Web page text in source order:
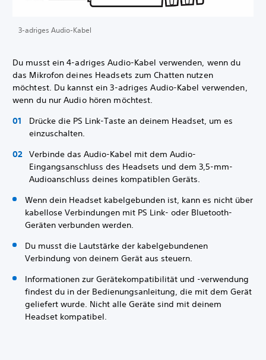
3-adriges Audio-Kabel
Du musst ein 4-adriges Audio-Kabel verwenden, wenn du
das Mikrofon deines Headsets zum Chatten nutzen
möchtest. Du kannst ein 3-adriges Audio-Kabel verwenden,
wenn du nur Audio hören möchtest.
Drücke die PS Link-Taste an deinem Headset, um es
einzuschalten.
Verbinde das Audio-Kabel mit dem Audio-
Eingangsanschluss des Headsets und dem 3,5-mm-
Audioanschluss deines kompatiblen Geräts.
Wenn dein Headset kabelgebunden ist, kann es nicht über
kabellose Verbindungen mit PS Link- oder Bluetooth-
Geräten verbunden werden.
Du musst die Lautstärke der kabelgebundenen
Verbindung von deinem Gerät aus steuern.
Informationen zur Gerätekompatibilität und -verwendung
findest du in der Bedienungsanleitung, die mit dem Gerät
geliefert wurde. Nicht alle Geräte sind mit deinem
Headset kompatibel.